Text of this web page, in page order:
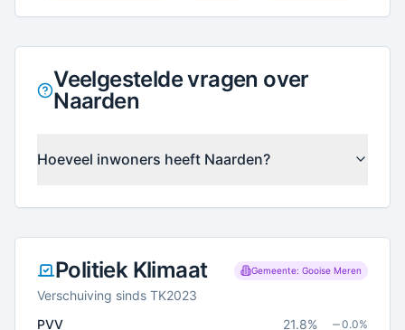
Veelgestelde vragen over
Naarden
Hoeveel inwoners heeft Naarden?
Politiek Klimaat Gemeente: Gooise Meren
Verschuiving sinds TK2023
PVV
21.8% 0.0%